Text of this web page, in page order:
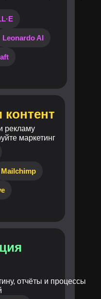
контент
рекламу
маркетинг
Mailchimp
отчёты и процессы
Leonardo AI